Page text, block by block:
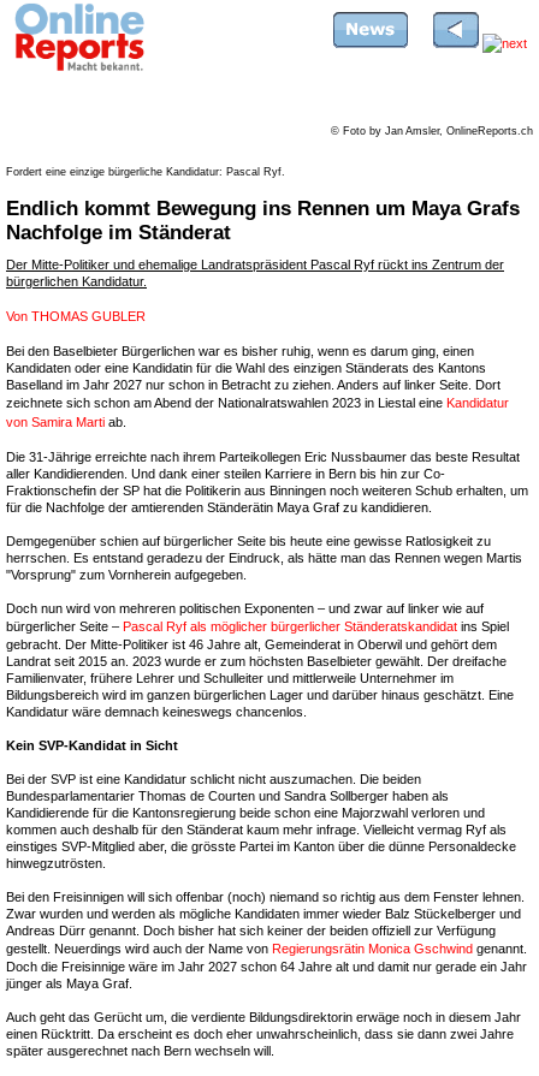
© Foto by Jan Amsler, OnlineReports.ch
Fordert eine einzige bürgerliche Kandidatur: Pascal Ryf.
Endlich kommt Bewegung ins Rennen um Maya Grafs
Nachfolge im Ständerat
Der Mitte-Politiker und ehemalige Landratspräsident Pascal Ryf rückt ins Zentrum der
bürgerlichen Kandidatur.
Von THOMAS GUBLER
Bei den Baselbieter Bürgerlichen war es bisher ruhig, wenn es darum ging, einen
Kandidaten oder eine Kandidatin für die Wahl des einzigen Ständerats des Kantons
Baselland im Jahr 2027 nur schon in Betracht zu ziehen. Anders auf linker Seite. Dort
zeichnete sich schon am Abend der Nationalratswahlen 2023 in Liestal eine Kandidatur
von Samira Marti ab.
Die 31-Jährige erreichte nach ihrem Parteikollegen Eric Nussbaumer das beste Resultat
aller Kandidierenden. Und dank einer steilen Karriere in Bern bis hin zur Co-
Fraktionschefin der SP hat die Politikerin aus Binningen noch weiteren Schub erhalten, um
für die Nachfolge der amtierenden Ständerätin Maya Graf zu kandidieren.
Demgegenüber schien auf bürgerlicher Seite bis heute eine gewisse Ratlosigkeit zu
herrschen. Es entstand geradezu der Eindruck, als hätte man das Rennen wegen Martis
"Vorsprung" zum Vornherein aufgegeben.
Doch nun wird von mehreren politischen Exponenten – und zwar auf linker wie auf
bürgerlicher Seite – Pascal Ryf als möglicher bürgerlicher Ständeratskandidat ins Spiel
gebracht. Der Mitte-Politiker ist 46 Jahre alt, Gemeinderat in Oberwil und gehört dem
Landrat seit 2015 an. 2023 wurde er zum höchsten Baselbieter gewählt. Der dreifache
Familienvater, frühere Lehrer und Schulleiter und mittlerweile Unternehmer im
Bildungsbereich wird im ganzen bürgerlichen Lager und darüber hinaus geschätzt. Eine
Kandidatur wäre demnach keineswegs chancenlos.
Kein SVP-Kandidat in Sicht
Bei der SVP ist eine Kandidatur schlicht nicht auszumachen. Die beiden
Bundesparlamentarier Thomas de Courten und Sandra Sollberger haben als
Kandidierende für die Kantonsregierung beide schon eine Majorzwahl verloren und
kommen auch deshalb für den Ständerat kaum mehr infrage. Vielleicht vermag Ryf als
einstiges SVP-Mitglied aber, die grösste Partei im Kanton über die dünne Personaldecke
hinwegzutrösten.
Bei den Freisinnigen will sich offenbar (noch) niemand so richtig aus dem Fenster lehnen.
Zwar wurden und werden als mögliche Kandidaten immer wieder Balz Stückelberger und
Andreas Dürr genannt. Doch bisher hat sich keiner der beiden offiziell zur Verfügung
gestellt. Neuerdings wird auch der Name von Regierungsrätin Monica Gschwind genannt.
Doch die Freisinnige wäre im Jahr 2027 schon 64 Jahre alt und damit nur gerade ein Jahr
jünger als Maya Graf.
Auch geht das Gerücht um, die verdiente Bildungsdirektorin erwäge noch in diesem Jahr
einen Rücktritt. Da erscheint es doch eher unwahrscheinlich, dass sie dann zwei Jahre
später ausgerechnet nach Bern wechseln will.